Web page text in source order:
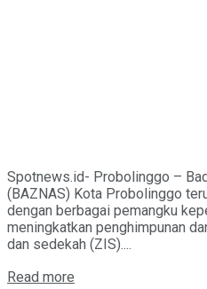
Spotnews.id- Probolinggo –
(BAZNAS) Kota Probolinggo
dengan berbagai pemangku
meningkatkan penghimpunan
dan sedekah (ZIS)....
Read more